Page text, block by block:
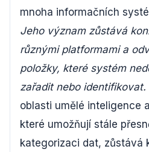
mnoha informačních
Jeho význam zůstává
různými platformami a
položky, které systém
zařadit nebo identifikovat.
oblasti umělé inteligence
které umožňují stále
kategorizaci dat, zůstává